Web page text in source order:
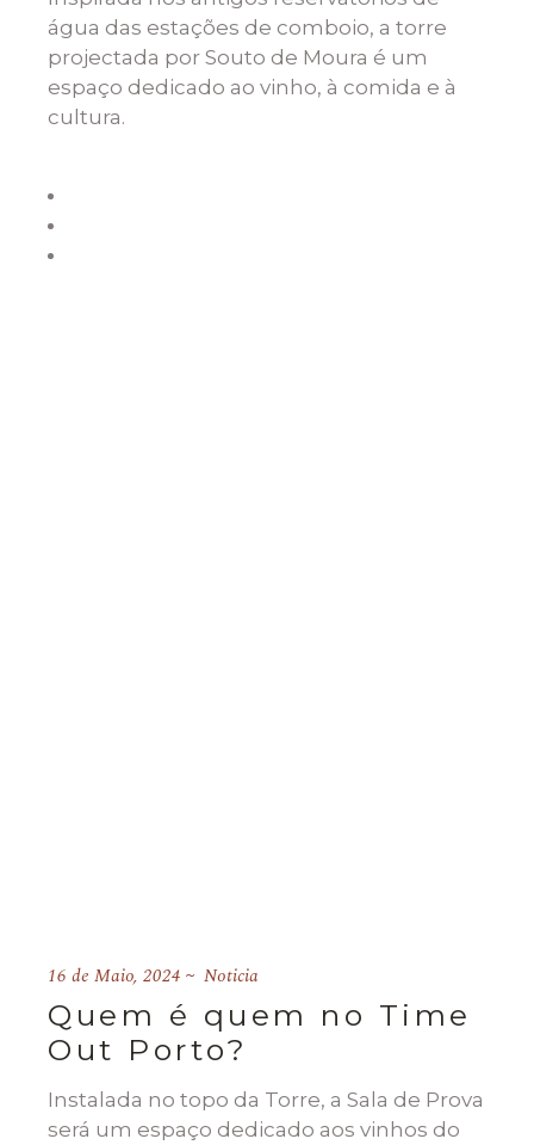
água das estações de comboio, a torre
projectada por Souto de Moura é um
espaço dedicado ao vinho, à comida e à
cultura.
16 de Maio, 2024 Noticia
Quem é quem no Time
Out Porto?
Instalada no topo da Torre, a Sala de Prova
será um espaço dedicado aos vinhos do